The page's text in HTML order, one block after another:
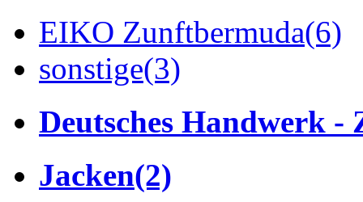
EIKO Zunftbermuda(6)
sonstige(3)
Deutsches Handwerk -
Jacken(2)